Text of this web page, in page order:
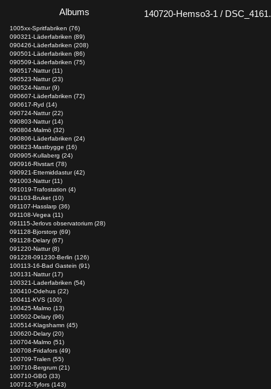
Albums
1005xx-Spritfabriken (76)
090321-Läderfabriken (89)
090426-Läderfabriken (208)
090501-Läderfabriken (86)
090509-Läderfabriken (75)
090517-Nattur (11)
090523-Nattur (23)
090524-Nattur (9)
090607-Läderfabriken (72)
090617-Ryd (14)
090724-Nattur (22)
090803-Nattur (14)
090804-Malmö (32)
090806-Läderfabriken (24)
090823-Mastbygge (16)
090905-Kullaberg (24)
090916-Rivstart (78)
090921-Ettemiddastur (42)
091003-Nattur (11)
091019-Trafostation (4)
091103-Bruket (10)
091107-Hasslarp (36)
091108-Vegea (11)
091115-Jerlovs observatorium (28)
091128-Bjorstorp (69)
091128-Delary (67)
091220-Nattur (8)
091228-091230-Berlin (126)
100113-16-Bad Gastein (91)
100131-Nattur (17)
100321-Laderfabriken (54)
100410-Odehus (22)
100411-KVS (100)
100425-Malmo (13)
100502-Delary (96)
100514-Klagshamn (45)
100620-Delary (20)
100704-Malmo (51)
100708-Fridafors (49)
100709-Tralen (55)
100710-Bergrum (21)
100710-GBG (33)
100712-Tyfors (143)
140720-Hemso3-1 /